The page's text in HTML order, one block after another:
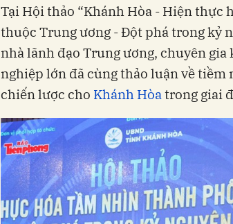
Tại Hội thảo “Khánh Hòa - Hiện
thuộc Trung ương - Đột phá trong kỷ
nhà lãnh đạo Trung ương, chuyên
nghiệp lớn đã cùng thảo luận về tiềm
chiến lược cho Khánh Hòa trong giai